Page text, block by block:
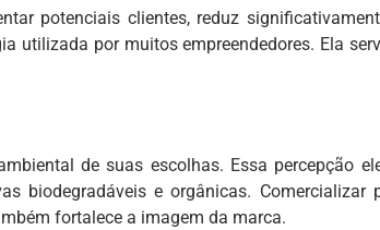
potenciais clientes, reduz
utilizada por muitos empreendedores. Ela
de suas escolhas. Essa percepção
biodegradáveis e orgânicas. Comercializar
fortalece a imagem da marca.